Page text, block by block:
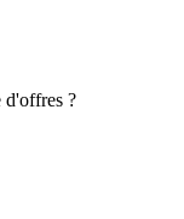
d'offres ?